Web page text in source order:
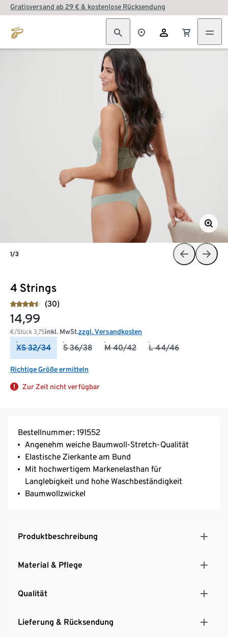
Gratisversand ab 29 € & kostenlose Rücksendung
4 Strings
(30)
14,99
€/Stück 3,75inkl. MwSt.zzgl. Versandkosten
XS 32/34 S 36/38 M 40/42 L 44/46
Richtige Größe ermitteln
Zur Zeit nicht verfügbar
1/3
Bestellnummer: 191552
Angenehm weiche Baumwoll-Stretch-Qualität
Elastische Zierkante am Bund
Mit hochwertigem Markenelasthan für
Langlebigkeit und hohe Waschbeständigkeit
Baumwollzwickel
Produktbeschreibung
Material & Pflege
Qualität
Lieferung & Rücksendung